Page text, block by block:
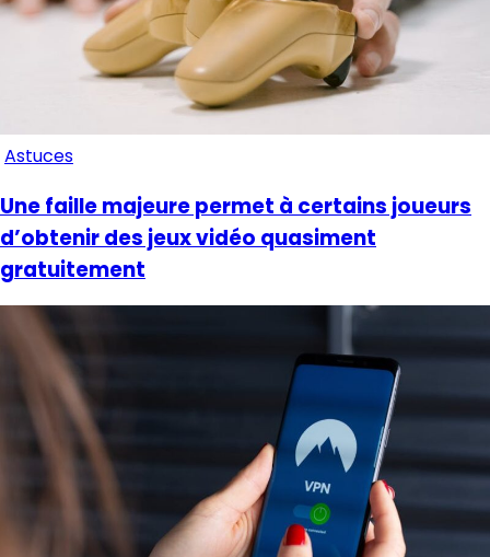
Astuces
Une faille majeure permet à certains joueurs
d’obtenir des jeux vidéo quasiment
gratuitement